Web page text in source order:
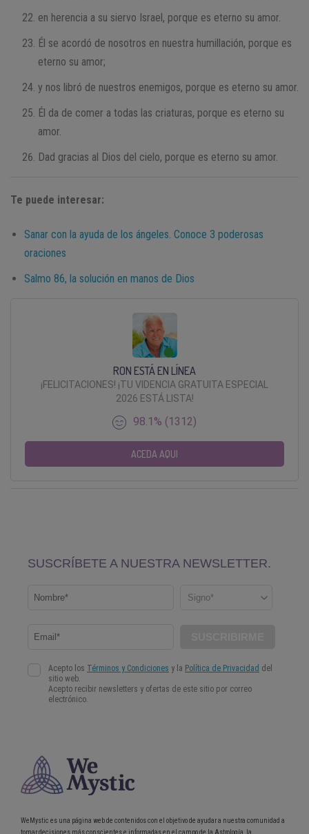
en herencia a su siervo Israel, porque es eterno su amor.
Él se acordó de nosotros en nuestra humillación, porque es
eterno su amor;
y nos libró de nuestros enemigos, porque es eterno su amor.
Él da de comer a todas las criaturas, porque es eterno su
amor.
Dad gracias al Dios del cielo, porque es eterno su amor.
Te puede interesar:
Sanar con la ayuda de los ángeles. Conoce 3 poderosas
oraciones
Salmo 86, la solución en manos de Dios
RON ESTÁ EN LÍNEA
¡FELICITACIONES! ¡TU VIDENCIA GRATUITA ESPECIAL
2026 ESTÁ LISTA!
98.1% (1312)
ACEDA AQUI
WeMystic es una página web de contenidos con el objetivo de ayudar a nuestra comunidad a